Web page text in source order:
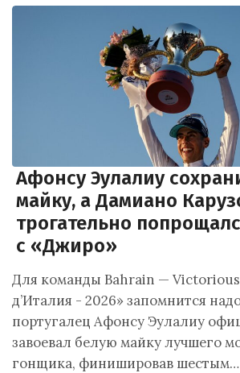
Афонсу Эулалиу
майку, а Дамиано
трогательно
с «Джиро»
Для команды Bahrain —
д’Италия - 2026» запомнится
португалец Афонсу Эулалиу
завоевал белую майку лучшего
гонщика, финишировав шестым…